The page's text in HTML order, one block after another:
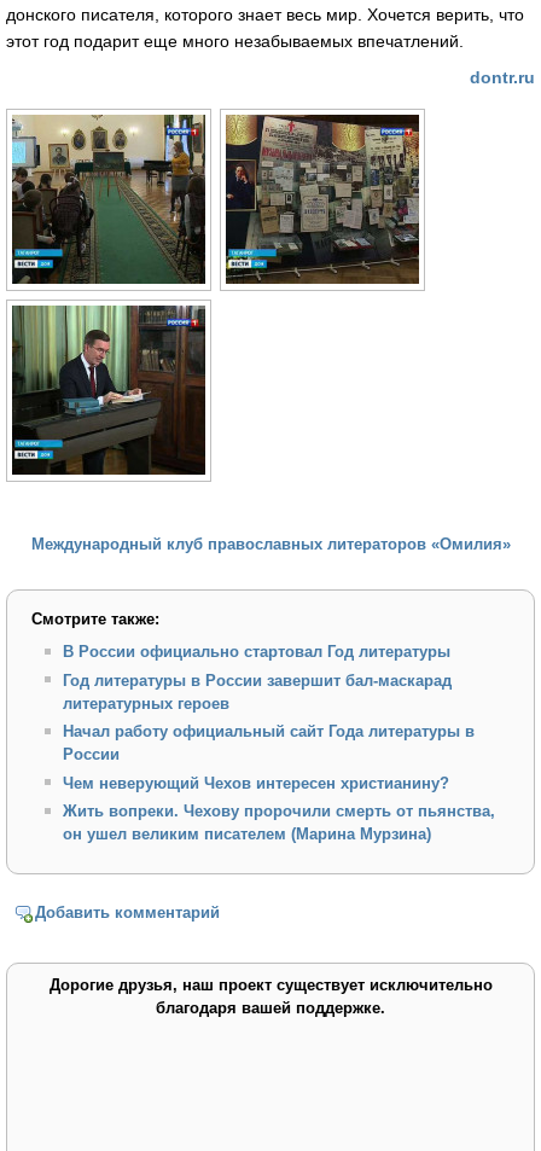
донского писателя, которого знает весь мир. Хочется верить, что
этот год подарит еще много незабываемых впечатлений.
dontr.ru
Международный клуб православных литераторов «Омилия»
Смотрите также:
В России официально стартовал Год литературы
Год литературы в России завершит бал-маскарад
литературных героев
Начал работу официальный сайт Года литературы в
России
Чем неверующий Чехов интересен христианину?
Жить вопреки. Чехову пророчили смерть от пьянства,
он ушел великим писателем (Марина Мурзина)
Добавить комментарий
Дорогие друзья, наш проект существует исключительно
благодаря вашей поддержке.